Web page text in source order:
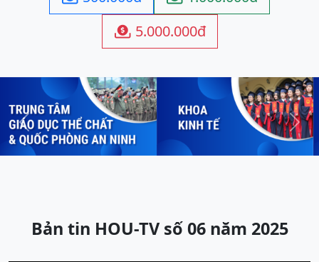
 5.000.000đ
Previous Next
Bản tin HOU-TV số 06 năm 2025